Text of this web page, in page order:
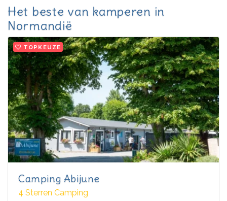
Het beste van kamperen in
Normandië
TOPKEUZE
Camping Abijune
4 Sterren Camping